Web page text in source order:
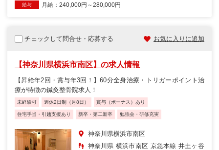
給与 月給：240,000円～280,000円
チェックして問合せ・応募する お気に入りに追加
【神奈川県横浜市南区】の求人情報
【昇給年2回・賞与年3回！】60分全身治療・トリガーポイント治
療が特徴の鍼灸整骨院求人！
未経験可 週休2日制（月8日） 賞与（ボーナス）あり
住宅手当・引越支援あり 新卒・第二新卒 勉強会・研修充実
神奈川県横浜市南区
神奈川県 横浜市南区 京急本線 井土ヶ谷